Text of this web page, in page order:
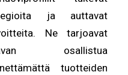
ja auttavat
Ne tarjoavat
osallistua
tuotteiden